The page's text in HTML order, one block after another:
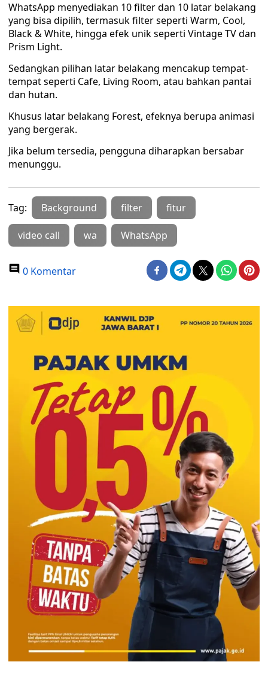
WhatsApp menyediakan 10 filter dan 10 latar belakang
yang bisa dipilih, termasuk filter seperti Warm, Cool,
Black & White, hingga efek unik seperti Vintage TV dan
Prism Light.
Sedangkan pilihan latar belakang mencakup tempat-
tempat seperti Cafe, Living Room, atau bahkan pantai
dan hutan.
Khusus latar belakang Forest, efeknya berupa animasi
yang bergerak.
Jika belum tersedia, pengguna diharapkan bersabar
menunggu.
Tag: Background filter fitur
video call wa WhatsApp
0 Komentar